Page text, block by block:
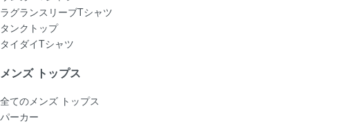
ラグランスリーブTシャツ
タンクトップ
タイダイTシャツ
メンズ トップス
全てのメンズ トップス
パーカー